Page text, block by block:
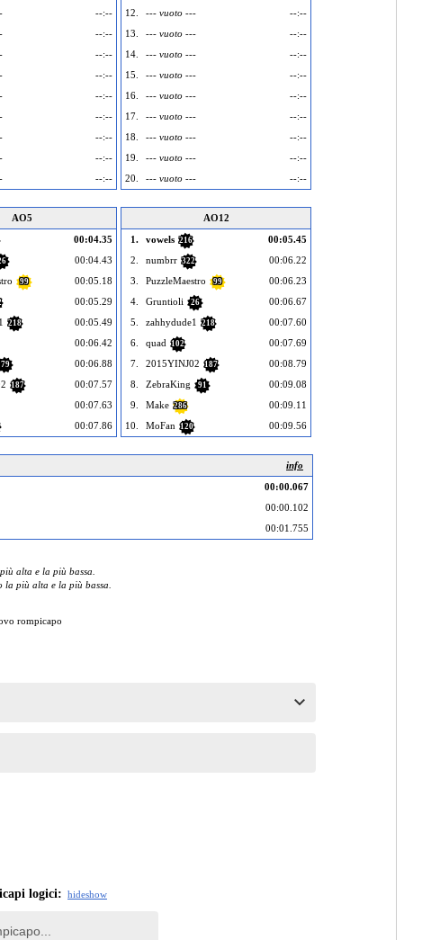
--:--
--:--
--:--
--:--
--:--
--:--
--:--
--:--
--:--
12.
--- vuoto ---
--:--
13.
--- vuoto ---
--:--
14.
--- vuoto ---
--:--
15.
--- vuoto ---
--:--
16.
--- vuoto ---
--:--
17.
--- vuoto ---
--:--
18.
--- vuoto ---
--:--
19.
--- vuoto ---
--:--
20.
--- vuoto --- --:--
AO5
00:04.35
00:04.43
99
00:05.18
00:05.29
218
00:05.49
00:06.42
79
00:06.88
187
00:07.57
00:07.63
00:07.86
AO12
1.
vowels 216
00:05.45
2.
numbrr 322
00:06.22
3.
PuzzleMaestro 99
00:06.23
4.
Gruntioli 26
00:06.67
5.
zahhydude1 218
00:07.60
6.
quad 102
00:07.69
7.
2015YINJ02 187
00:08.79
8.
ZebraKing 91
00:09.08
9.
Make 286
00:09.11
10.
MoFan 120 00:09.56
info
00:00.067
00:00.102
00:01.755
alta e la più bassa.
più alta e la più bassa.
rompicapo
logici: hideshow